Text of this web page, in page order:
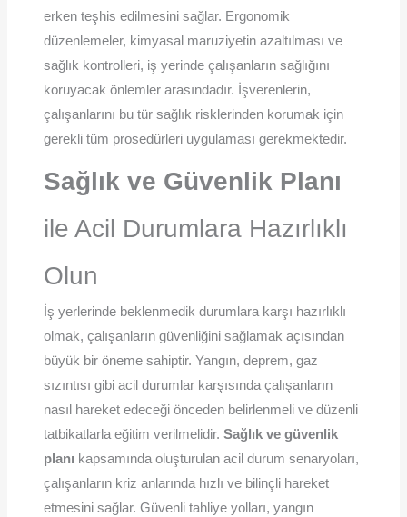
erken teşhis edilmesini sağlar. Ergonomik
düzenlemeler, kimyasal maruziyetin azaltılması ve
sağlık kontrolleri, iş yerinde çalışanların sağlığını
koruyacak önlemler arasındadır. İşverenlerin,
çalışanlarını bu tür sağlık risklerinden korumak için
gerekli tüm prosedürleri uygulaması gerekmektedir.
Sağlık ve Güvenlik Planı
ile Acil Durumlara Hazırlıklı
Olun
İş yerlerinde beklenmedik durumlara karşı hazırlıklı
olmak, çalışanların güvenliğini sağlamak açısından
büyük bir öneme sahiptir. Yangın, deprem, gaz
sızıntısı gibi acil durumlar karşısında çalışanların
nasıl hareket edeceği önceden belirlenmeli ve düzenli
tatbikatlarla eğitim verilmelidir. Sağlık ve güvenlik
planı kapsamında oluşturulan acil durum senaryoları,
çalışanların kriz anlarında hızlı ve bilinçli hareket
etmesini sağlar. Güvenli tahliye yolları, yangın